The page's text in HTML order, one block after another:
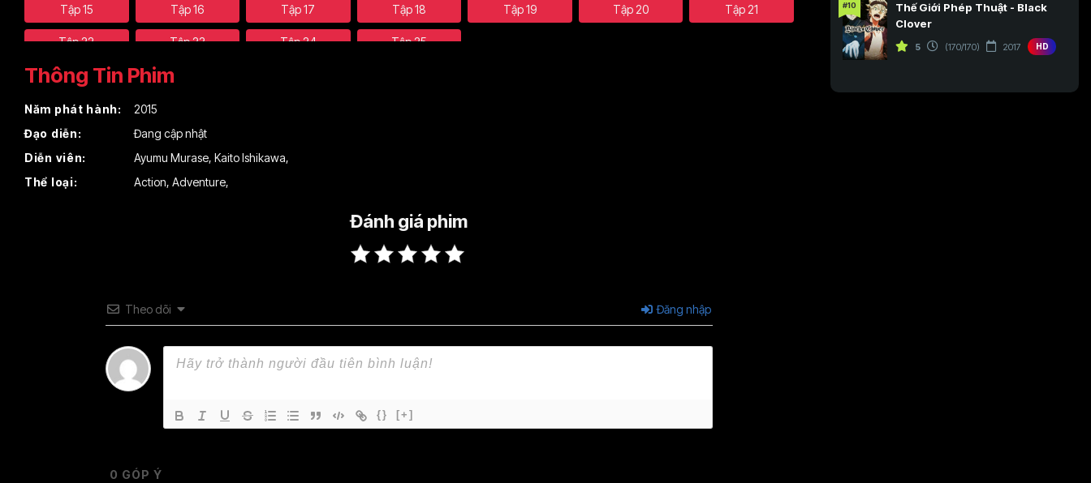
Tập 15 Tập 16 Tập 17 Tập 18 Tập 19 Tập 20 Tập 21
Tập 22 Tập 23 Tập 24 Tập 25
Thông Tin Phim
Năm phát hành:
2015
Đạo diễn:
Đang cập nhật
Diễn viên:
Ayumu Murase, Kaito Ishikawa,
Thể loại:
Action, Adventure,
Đánh giá phim
Theo dõi Đăng nhập
{} [+]
0 GÓP Ý
#10
Thế Giới Phép Thuật - Black
Clover
5 (170/170) 2017 HD